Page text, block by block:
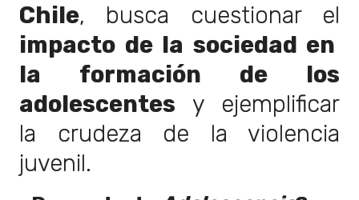
Chile, busca cuestionar el
impacto de la sociedad en
la formación de los
adolescentes y ejemplificar
la crudeza de la violencia
juvenil.